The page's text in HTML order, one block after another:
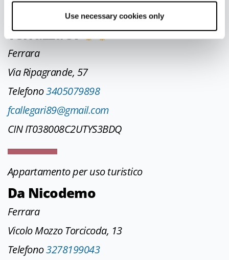
Use necessary cookies only
Appartamento per uso turistico
Terrazza 57
Ferrara
Via Ripagrande, 57
Telefono3405079898
fcallegari89@gmail.com
CIN IT038008C2UTYS3BDQ
Appartamento per uso turistico
Da Nicodemo
Ferrara
Vicolo Mozzo Torcicoda, 13
Telefono3278199043